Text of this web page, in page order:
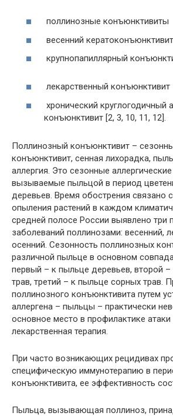
поллинозные конъюнктивиты
весенний кератоконъюнктивит
крупнопапиллярный
лекарственный конъюнктивит
хронический круглогодичный
конъюнктивит [2, 3, 10, 11, 12].
Поллинозный конъюнктивит –
конъюнктивит, сенная лихорадка,
аллергия. Это сезонные
вызываемые пыльцой в период
деревьев. Время обострения связано
опыления растений в каждом
средней полосе России выявлено три
заболеваний поллинозами: весенний,
осенний. Сезонность поллинозных
различной пыльце в основном
первый – к пыльце деревьев, второй
трав, третий – к пыльце сорных трав.
поллинозного конъюнктивита путем
аллергена – пыльцы – практически
основное место в профилактике атаки
лекарственная терапия.
При часто возникающих рецидивах
специфическую иммунотерапию в
конъюнктивита, ее эффективность
Пыльца, вызывающая поллиноз,